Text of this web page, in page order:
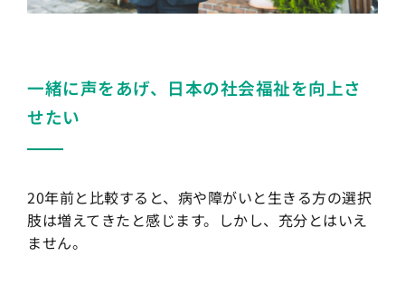
一緒に声をあげ、日本の社会福祉を向上さ
せたい
20年前と比較すると、病や障がいと生きる方の選択
肢は増えてきたと感じます。しかし、充分とはいえ
ません。